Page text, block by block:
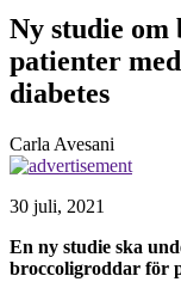
Ny studie
patienter
diabetes
Carla Avesani
30 juli, 2021
En ny studie ska
broccoligroddar för